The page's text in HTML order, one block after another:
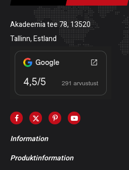
Akadeemia tee 78, 13520
Tallinn, Estland
Information
Produktinformation